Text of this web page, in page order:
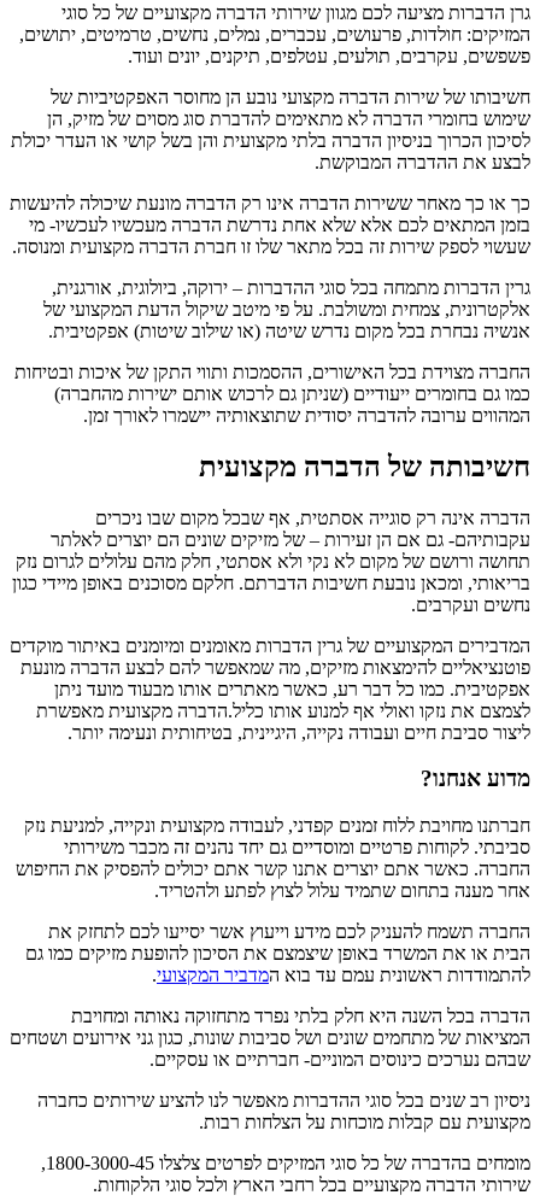
גרן הדברות מציעה לכם מגוון שירותי הדברה מקצועיים של כל סוגי
המזיקים: חולדות, פרעושים, עכברים, נמלים, נחשים, טרמיטים, יתושים,
פשפשים, עקרבים, תולעים, עטלפים, תיקנים, יונים ועוד.
חשיבותו של שירות הדברה מקצועי נובע הן מחוסר האפקטיביות של
שימוש בחומרי הדברה לא מתאימים להדברת סוג מסוים של מזיק, הן
לסיכון הכרוך בניסיון הדברה בלתי מקצועית והן בשל קושי או העדר יכולת
לבצע את ההדברה המבוקשת.
כך או כך מאחר ששירות הדברה אינו רק הדברה מונעת שיכולה להיעשות
בזמן המתאים לכם אלא שלא אחת נדרשת הדברה מעכשיו לעכשיו- מי
שעשוי לספק שירות זה בכל מתאר שלו זו חברת הדברה מקצועית ומנוסה.
גרין הדברות מתמחה בכל סוגי ההדברות – ירוקה, ביולוגית, אורגנית,
אלקטרונית, צמחית ומשולבת. על פי מיטב שיקול הדעת המקצועי של
אנשיה נבחרת בכל מקום נדרש שיטה (או שילוב שיטות) אפקטיבית.
החברה מצוידת בכל האישורים, ההסמכות ותווי התקן של איכות ובטיחות
כמו גם בחומרים ייעודיים (שניתן גם לרכוש אותם ישירות מהחברה)
המהווים ערובה להדברה יסודית שתוצאותיה יישמרו לאורך זמן.
חשיבותה של הדברה מקצועית
הדברה אינה רק סוגייה אסתטית, אף שבכל מקום שבו ניכרים
עקבותיהם- גם אם הן זעירות – של מזיקים שונים הם יוצרים לאלתר
תחושה ורושם של מקום לא נקי ולא אסתטי, חלק מהם עלולים לגרום נזק
בריאותי, ומכאן נובעת חשיבות הדברתם. חלקם מסוכנים באופן מיידי כגון
נחשים ועקרבים.
המדבירים המקצועיים של גרין הדברות מאומנים ומיומנים באיתור מוקדים
פוטנציאליים להימצאות מזיקים, מה שמאפשר להם לבצע הדברה מונעת
אפקטיבית. כמו כל דבר רע, כאשר מאתרים אותו מבעוד מועד ניתן
לצמצם את נזקו ואולי אף למנוע אותו כליל.הדברה מקצועית מאפשרת
ליצור סביבת חיים ועבודה נקייה, היגיינית, בטיחותית ונעימה יותר.
מדוע אנחנו?
חברתנו מחויבת ללוח זמנים קפדני, לעבודה מקצועית ונקייה, למניעת נזק
סביבתי. לקוחות פרטיים ומוסדיים גם יחד נהנים זה מכבר משירותי
החברה. כאשר אתם יוצרים אתנו קשר אתם יכולים להפסיק את החיפוש
אחר מענה בתחום שתמיד עלול לצוץ לפתע ולהטריד.
החברה תשמח להעניק לכם מידע וייעוץ אשר יסייעו לכם לתחזק את
הבית או את המשרד באופן שיצמצם את הסיכון להופעת מזיקים כמו גם
להתמודדות ראשונית עמם עד בוא המדביר המקצועי.
הדברה בכל השנה היא חלק בלתי נפרד מתחזוקה נאותה ומחויבת
המציאות של מתחמים שונים ושל סביבות שונות, כגון גני אירועים ושטחים
שבהם נערכים כינוסים המוניים- חברתיים או עסקיים.
ניסיון רב שנים בכל סוגי ההדברות מאפשר לנו להציע שירותים כחברה
מקצועית עם קבלות מוכחות על הצלחות רבות.
מומחים בהדברה של כל סוגי המזיקים לפרטים צלצלו 1800-3000-45,
שירותי הדברה מקצועיים בכל רחבי הארץ ולכל סוגי הלקוחות.